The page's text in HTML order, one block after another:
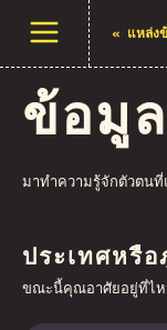
เปิดเมนู « แหล่ง
ข้อมู
มาทำความรู้จักตัวตน
ประเทศหรื
ขณะนี้คุณอาศัยอยู่ที่ไ